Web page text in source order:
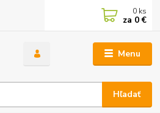
Menu
Hľadať
0 ks
za 0 €